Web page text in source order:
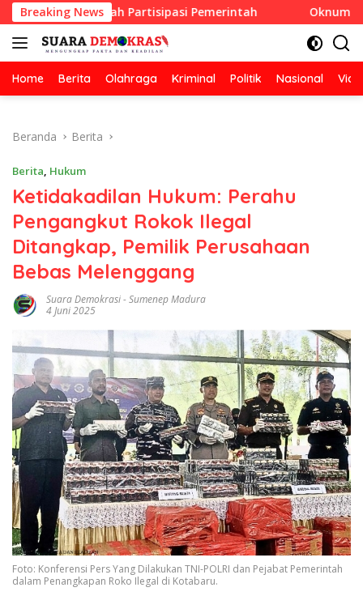
Langsung
ke
konten
Breaking NewsPartisipasi Pemerintah Oknum Guru
Home Berita Olahraga Kriminal Politik Nasional
Beranda Berita
Berita, Hukum
Ketidakadilan Hukum: Perahu
Pengangkut Rokok Ilegal
Ditangkap, Pemilik Perusahaan
Bebas Melenggang
Suara Demokrasi-Sumenep Madura
4 Juni 2025
Foto: Konferensi Pers Yang Dilakukan TNI-POLRI dan Pejabat Pemerintah
dalam Penangkapan Roko Ilegal di Kotabaru.